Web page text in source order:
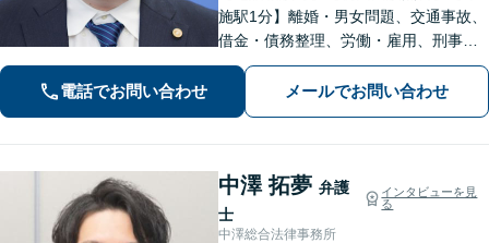
施駅1分】離婚・男女問題、交通事故、
借金・債務整理、労働・雇用、刑事事
件 など【相談しやすいリーズナブルな
料金体系】【着手金0円】で対応する分
野も！依頼者さまと「共闘」し、最後
電話でお問い合わせ メールでお問い合わせ
中澤 拓夢 弁護
士
インタビューを見
る
中澤総合法律事務所